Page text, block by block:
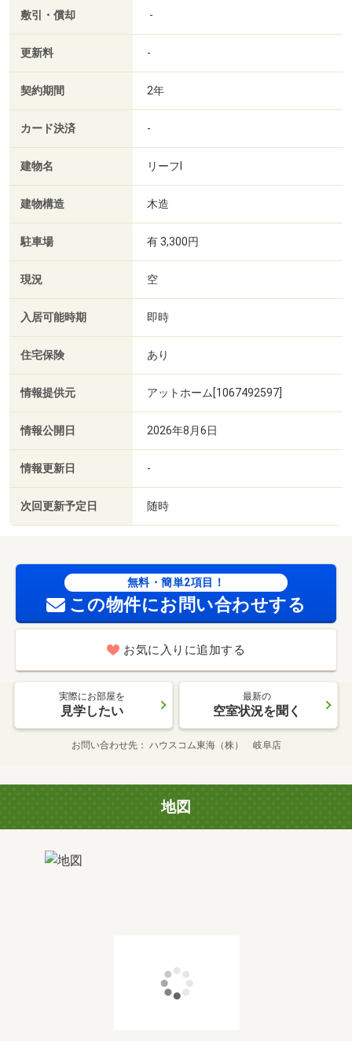
敷引・償却 -
更新料 -
契約期間 2年
カード決済 -
建物名 リーフⅠ
建物構造 木造
駐車場 有 3,300円
現況 空
入居可能時期 即時
住宅保険 あり
情報提供元 アットホーム[1067492597]
情報公開日 2026年8月6日
情報更新日 -
次回更新予定日 随時
無料・簡単2項目！
この物件にお問い合わせする
お気に入りに追加する
実際にお部屋を
見学したい
最新の
空室状況を聞く
お問い合わせ先 ハウスコム東海（株） 岐阜店
地図